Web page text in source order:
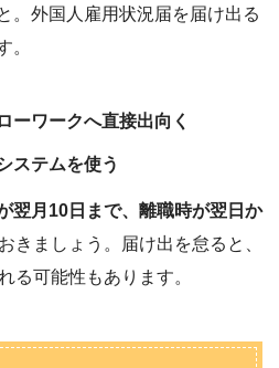
。外国人雇用状況届を届け出る
。
ーワークへ直接出向く
ステムを使う
翌月10日まで、離職時が翌日か
きましょう。届け出を怠ると、
る可能性もあります。